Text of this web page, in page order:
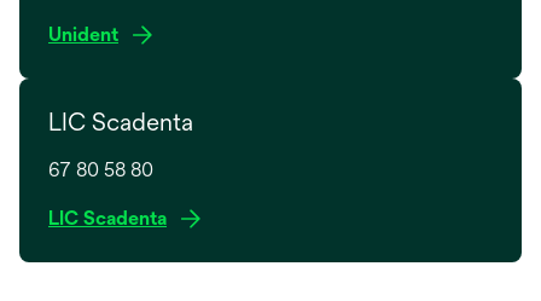
e
b
Unidento
n
i
n
n
LIC Scadenta
67 80 58 80
LIC Scadentao